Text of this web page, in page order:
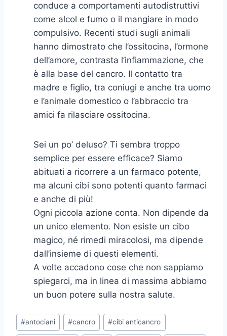
conduce a comportamenti autodistruttivi
come alcol e fumo o il mangiare in modo
compulsivo. Recenti studi sugli animali
hanno dimostrato che l’ossitocina, l’ormone
dell’amore, contrasta l’infiammazione, che
è alla base del cancro. Il contatto tra
madre e figlio, tra coniugi e anche tra uomo
e l’animale domestico o l’abbraccio tra
amici fa rilasciare ossitocina.
Sei un po’ deluso? Ti sembra troppo
semplice per essere efficace? Siamo
abituati a ricorrere a un farmaco potente,
ma alcuni cibi sono potenti quanto farmaci
e anche di più!
Ogni piccola azione conta. Non dipende da
un unico elemento. Non esiste un cibo
magico, né rimedi miracolosi, ma dipende
dall’insieme di questi elementi.
A volte accadono cose che non sappiamo
spiegarci, ma in linea di massima abbiamo
un buon potere sulla nostra salute.
Tag
articolo:
#antociani #cancro #cibi anticancro